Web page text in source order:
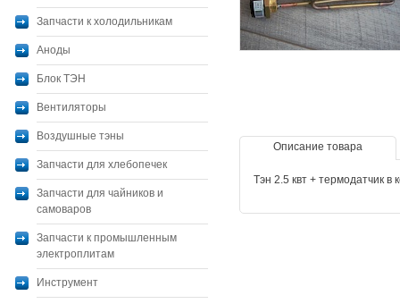
Запчасти к холодильникам
Аноды
Блок ТЭН
Вентиляторы
Воздушные тэны
Запчасти для хлебопечек
Запчасти для чайников и
самоваров
Запчасти к промышленным
электроплитам
Инструмент
Описание товара
Тэн 2.5 квт + термодатчик в